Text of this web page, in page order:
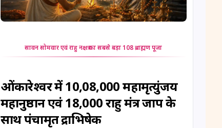
12 August, 2026 Darsha Amavasya
12 August, 2026 Hariyali Amavasya
12 August, 2026 Shravana Amavasya
13 August, 2026
सावन सोमवार एवं राहु नक्षत्र का सबसे बड़ा 108 ब्राह्मण पूजा
ओंकारेश्वर में 10,08,000 महामृत्युंजय
महानुष्ठान एवं 18,000 राहु मंत्र जाप के
साथ पंचामृत रुद्राभिषेक